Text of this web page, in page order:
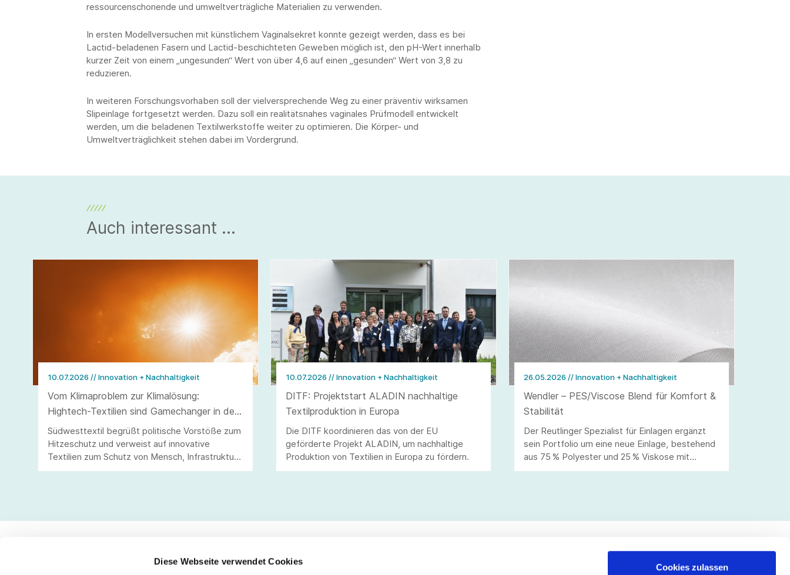
Diese Webseite verwendet Cookies
Cookies zulassen
ressourcenschonende und umweltverträgliche Materialien zu verwenden.
In ersten Modellversuchen mit künstlichem Vaginalsekret konnte gezeigt werden, dass es bei
Lactid-beladenen Fasern und Lactid-beschichteten Geweben möglich ist, den pH-Wert innerhalb
kurzer Zeit von einem „ungesunden“ Wert von über 4,6 auf einen „gesunden“ Wert von 3,8 zu
reduzieren.
In weiteren Forschungsvorhaben soll der vielversprechende Weg zu einer präventiv wirksamen
Slipeinlage fortgesetzt werden. Dazu soll ein realitätsnahes vaginales Prüfmodell entwickelt
werden, um die beladenen Textilwerkstoffe weiter zu optimieren. Die Körper- und
Umweltverträglichkeit stehen dabei im Vordergrund.
Auch interessant ...
10.07.2026 // Innovation + Nachhaltigkeit
Vom Klimaproblem zur Klimalösung:
Hightech-Textilien sind Gamechanger in der
Hitzewelle
Südwesttextil begrüßt politische Vorstöße zum
Hitzeschutz und verweist auf innovative
Textilien zum Schutz von Mensch, Infrastruktur
und Wirtschaftsstandort.
10.07.2026 // Innovation + Nachhaltigkeit
DITF: Projektstart ALADIN nachhaltige
Textilproduktion in Europa
Die DITF koordinieren das von der EU
geförderte Projekt ALADIN, um nachhaltige
Produktion von Textilien in Europa zu fördern.
26.05.2026 // Innovation + Nachhaltigkeit
Wendler – PES/Viscose Blend für Komfort &
Stabilität
Der Reutlinger Spezialist für Einlagen ergänzt
sein Portfolio um eine neue Einlage, bestehend
aus 75 % Polyester und 25 % Viskose mit
HDPE-Pulverbeschichtung.